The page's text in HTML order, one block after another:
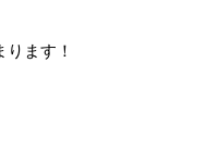
ます！